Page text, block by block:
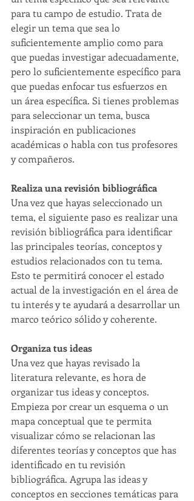
para tu campo de estudio. Trata de
elegir un tema que sea lo
suficientemente amplio como para
que puedas investigar adecuadamente,
pero lo suficientemente específico para
que puedas enfocar tus esfuerzos en
un área específica. Si tienes problemas
para seleccionar un tema, busca
inspiración en publicaciones
académicas o habla con tus profesores
y compañeros.
Realiza una revisión bibliográfica
Una vez que hayas seleccionado un
tema, el siguiente paso es realizar una
revisión bibliográfica para identificar
las principales teorías, conceptos y
estudios relacionados con tu tema.
Esto te permitirá conocer el estado
actual de la investigación en el área de
tu interés y te ayudará a desarrollar un
marco teórico sólido y coherente.
Organiza tus ideas
Una vez que hayas revisado la
literatura relevante, es hora de
organizar tus ideas y conceptos.
Empieza por crear un esquema o un
mapa conceptual que te permita
visualizar cómo se relacionan las
diferentes teorías y conceptos que has
identificado en tu revisión
bibliográfica. Agrupa las ideas y
conceptos en secciones temáticas para